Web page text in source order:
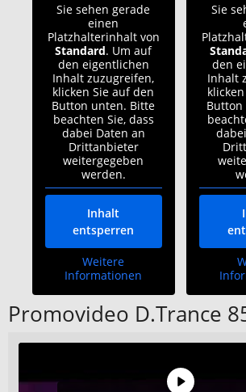
Sie sehen gerade
einen
Platzhalterinhalt von
Standard. Um auf
den eigentlichen
Inhalt zuzugreifen,
klicken Sie auf den
Button unten. Bitte
beachten Sie, dass
dabei Daten an
Drittanbieter
weitergegeben
werden.
Inhalt
entsperren
Weitere
Informationen
Sie
den
Inhalt
Promovideo D.Trance